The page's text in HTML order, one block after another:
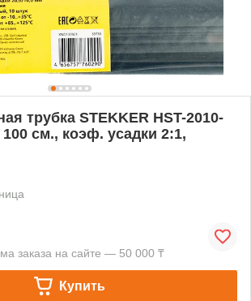
трубка STEKKER HST-2010-
см., коэф. усадки 2:1,
заказа на сайте — 50 000 ₸
Купить